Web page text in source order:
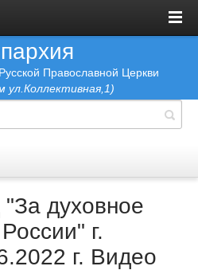
Православной Церкви
ул.Коллективная,1)
духовное
г.
г. Видео